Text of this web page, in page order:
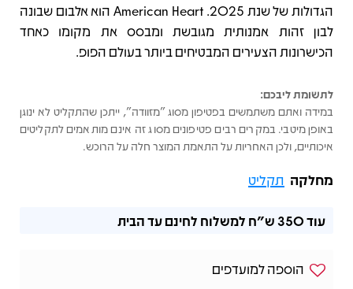
הגדולות של שנת 2025. American Heart הוא אלבום שבונה
לבון זהות אמנותית מגובשת ומבסס את מקומו כאחד
הכישרונות הצעירים המבטיחים ביותר בעולם הפופ.
לתשומת ליבכם:
במידה ואתם משתמשים בפטיפון מסוג "מזוודה", ייתכן שהתקליט לא ינוגן
באופן מיטבי. במקרים רבים פטיפונים מסוג זה אינם מותאמים לתקליטים
איכותיים, ולכן האחריות על התאמת המוצר חלה על הרוכש.
מחלקה תקליט
עוד350 ש"ח למשלוח לחינם עד הבית
הוספה למועדפים